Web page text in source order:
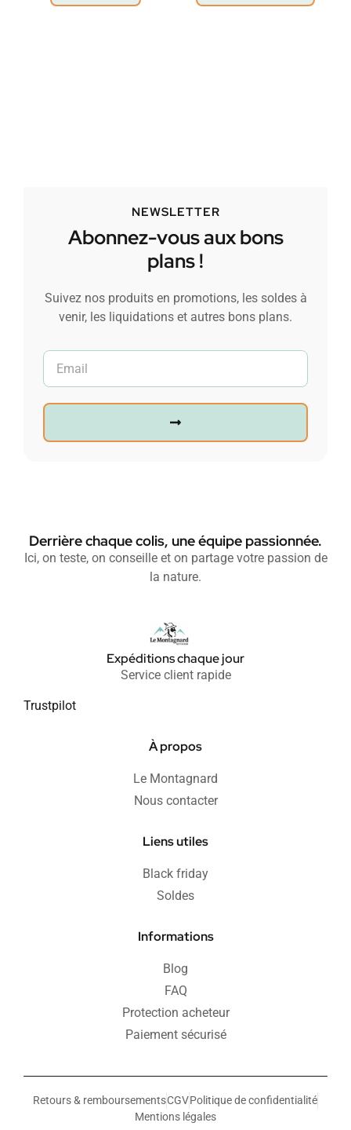
NEWSLETTER
Abonnez-vous aux bons
plans !
Suivez nos produits en promotions, les soldes à
venir, les liquidations et autres bons plans.
Derrière chaque colis, une équipe passionnée.
Ici, on teste, on conseille et on partage votre passion de
la nature.
Expéditions chaque jour
Service client rapide
Trustpilot
À propos
Le Montagnard
Nous contacter
Liens utiles
Black friday
Soldes
Informations
Blog
FAQ
Protection acheteur
Paiement sécurisé
Retours & remboursementsCGVPolitique de confidentialité
Mentions légales